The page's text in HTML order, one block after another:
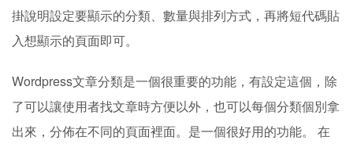
掛說明設定要顯示的分類、數量與排列方式，再將短代碼貼
入想顯示的頁面即可。
Wordpress文章分類是一個很重要的功能，有設定這個，除
了可以讓使用者找文章時方便以外，也可以每個分類個別拿
出來，分佈在不同的頁面裡面。是一個很好用的功能。 在